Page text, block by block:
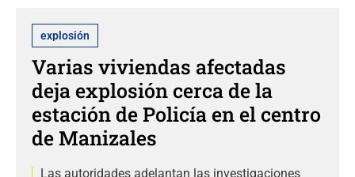
explosión
Varias viviendas afectadas
deja explosión cerca de la
estación de Policía en el centro
de Manizales
Las autoridades adelantan las investigaciones